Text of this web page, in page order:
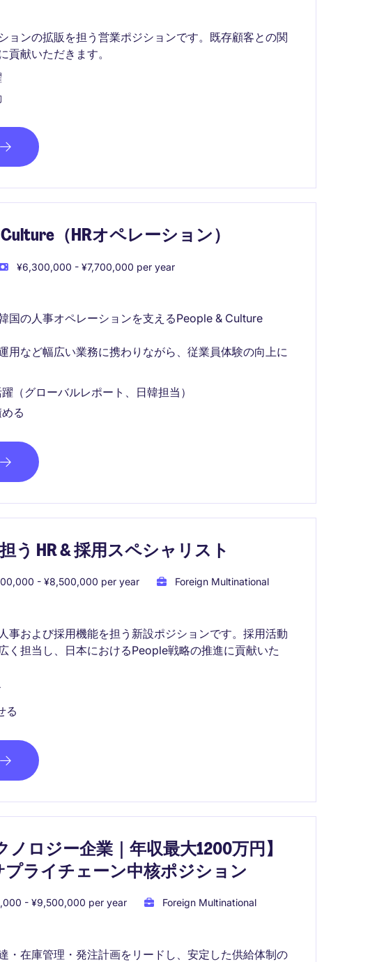
ョンの拡販を担う営業ポジションです。既存顧客との関
献いただきます。
（HRオペレーション）
¥6,300,000 - ¥7,700,000 per year
国の人事オペレーションを支えるPeople & Culture
用など幅広い業務に携わりながら、従業員体験の向上に
（グローバルレポート、日韓担当）
る
う HR & 採用スペシャリスト
- ¥8,500,000 per year
Foreign Multinational
事および採用機能を担う新設ポジションです。採用活動
く担当し、日本におけるPeople戦略の推進に貢献いた
る
ノロジー企業｜年収最大1200万円】
ライチェーン中核ポジション
- ¥9,500,000 per year
Foreign Multinational
・在庫管理・発注計画をリードし、安定した供給体制の